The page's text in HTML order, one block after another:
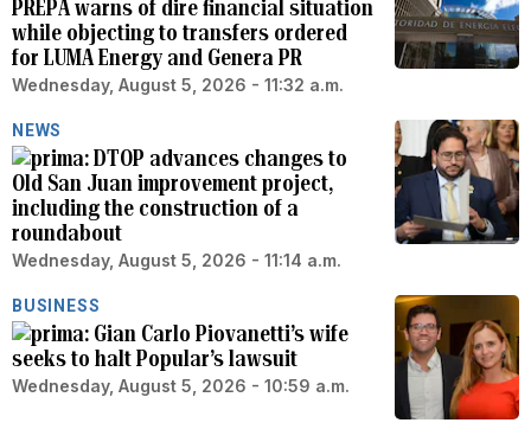
PREPA warns of dire financial situation
while objecting to transfers ordered
for LUMA Energy and Genera PR
Wednesday, August 5, 2026 - 11:32 a.m.
NEWS
DTOP advances changes to
Old San Juan improvement project,
including the construction of a
roundabout
Wednesday, August 5, 2026 - 11:14 a.m.
BUSINESS
Gian Carlo Piovanetti’s wife
seeks to halt Popular’s lawsuit
Wednesday, August 5, 2026 - 10:59 a.m.